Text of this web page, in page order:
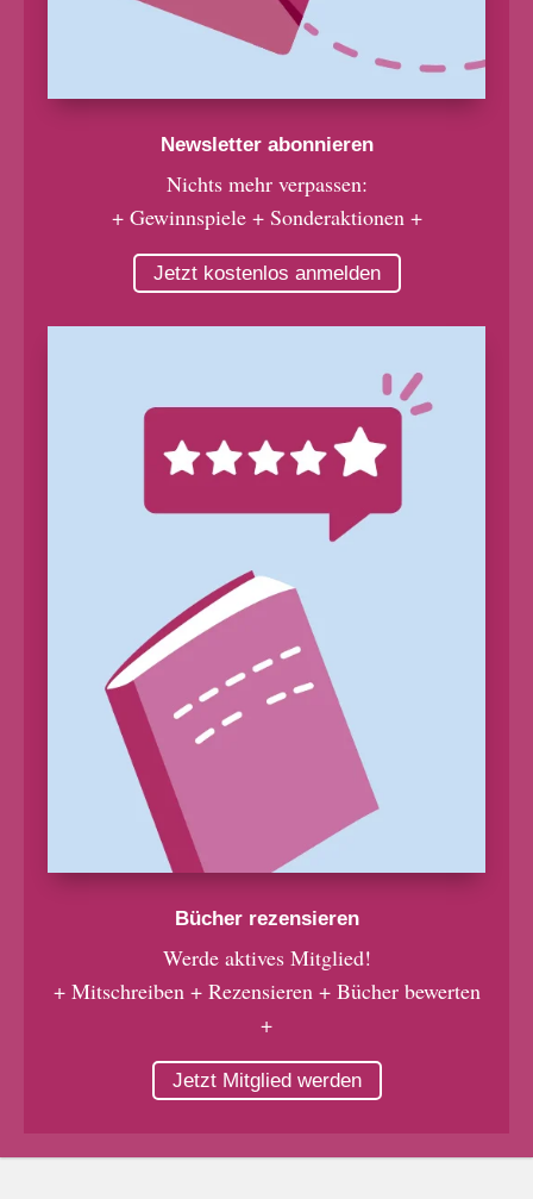
Newsletter abonnieren
Nichts mehr verpassen:
+ Gewinnspiele + Sonderaktionen +
Jetzt kostenlos anmelden
Bücher rezensieren
Werde aktives Mitglied!
+ Mitschreiben + Rezensieren + Bücher bewerten
+
Jetzt Mitglied werden